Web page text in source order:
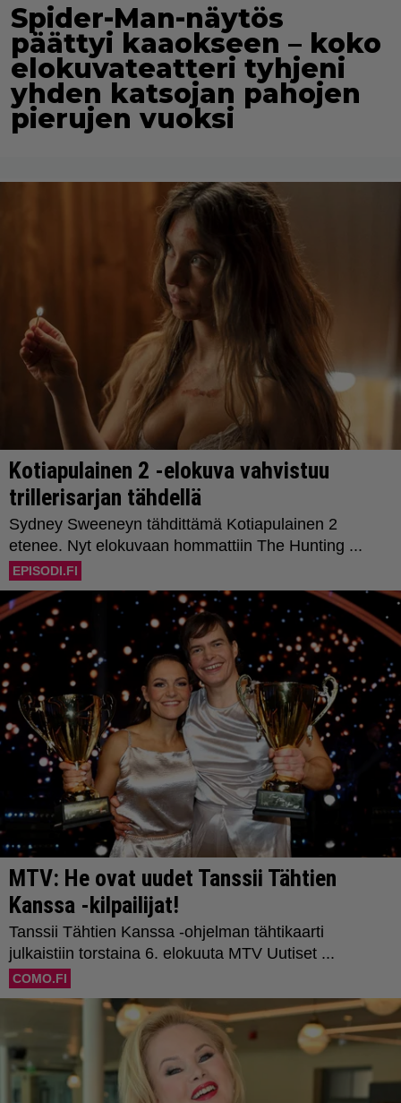
Spider-Man-näytös
päättyi kaaokseen – koko
elokuvateatteri tyhjeni
yhden katsojan pahojen
pierujen vuoksi